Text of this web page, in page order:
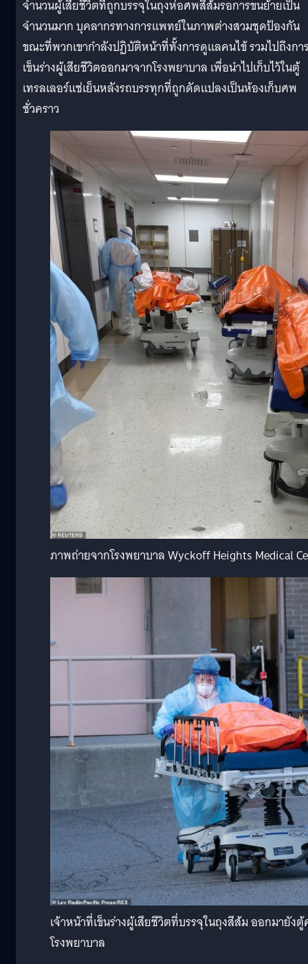
จำนวนผู้เสียชีวิตที่ถูกบรรจุในถุงห่อศพสีส้มรอการขนย้ายเป็น
จำนวนมาก บุคลากรทางการแพทย์ในภาพต่างสวมชุดป้องกัน
ขณะที่พวกเขากำลังปฏิบัติหน้าที่ทั้งการดูแลคนไข้ รวมไปถึงกา
เข็นร่างผู้เสียชีวิตออกมาจากโรงพยาบาล เพื่อนำไปเก็บไว้ในตู้
เทรลเลอร์แช่เย็นหลังรถบรรทุกที่ถูกดัดแปลงเป็นห้องเก็บศพ
ชั่วคราว
ภาพถ่ายจากโรงพยาบาล Wyckoff Heights Medical
เจ้าหน้าที่เข็นร่างผู้เสียชีวิตที่บรรจุในถุงสีส้ม ออกมายัง
โรงพยาบาล